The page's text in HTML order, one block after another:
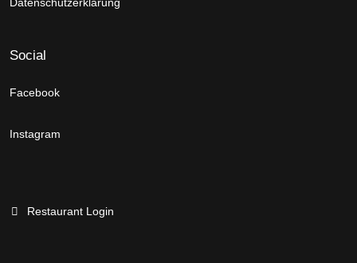
Datenschutzerklärung
Social
Facebook
Instagram
Restaurant Login